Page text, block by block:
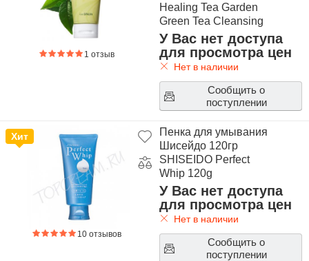
1 отзыв
Healing Tea Garden
Green Tea Cleansing
Foam
У Вас нет доступа
для просмотра цен
Нет в наличии
Сообщить о
поступлении
10 отзывов
Хит
Пенка для умывания
Шисейдо 120гр
SHISEIDO Perfect
Whip 120g
У Вас нет доступа
для просмотра цен
Нет в наличии
Сообщить о
поступлении